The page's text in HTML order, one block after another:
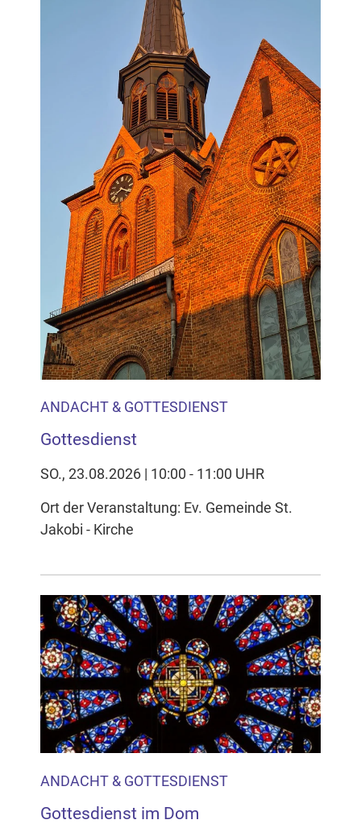
ANDACHT & GOTTESDIENST
Gottesdienst
SO., 23.08.2026 | 10:00 - 11:00 UHR
Ort der Veranstaltung: Ev. Gemeinde St.
Jakobi - Kirche
ANDACHT & GOTTESDIENST
Gottesdienst im Dom